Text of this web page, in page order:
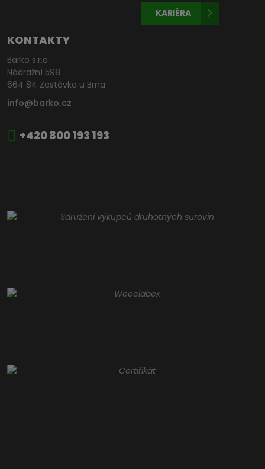
KARIÉRA
KONTAKTY
Barko s.r.o.
Nádražní 598
664 84 Zastávka u Brna
info@barko.cz
+420 800 193 193